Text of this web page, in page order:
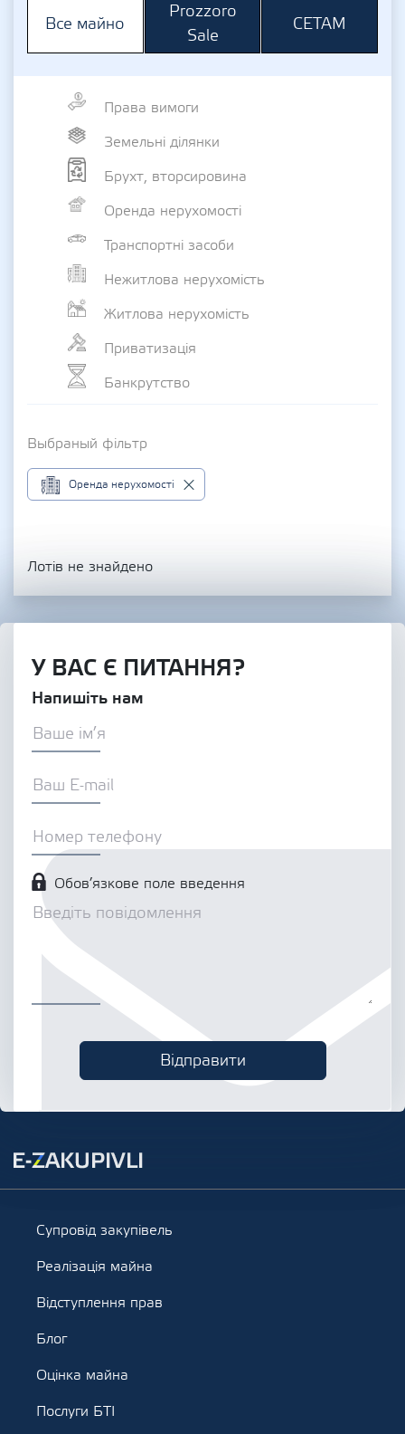
Все майно
Prozzoro
Sale
СЕТАМ
Права вимоги
Земельні ділянки
Брухт, вторсировина
Оренда нерухомості
Транспортні засоби
Нежитлова нерухомість
Житлова нерухомість
Приватизація
Банкрутство
Выбраный фільтр
Оренда нерухомості
Лотів не знайдено
У ВАС Є ПИТАННЯ?
Напишіть нам
Обов’язкове поле введення
Супровід закупівель
Реалізація майна
Відступлення прав
Блог
Оцінка майна
Послуги БТІ